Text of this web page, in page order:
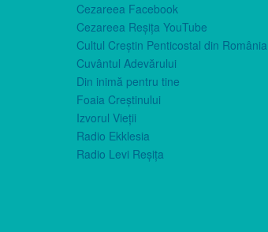
Cezareea Facebook
Cezareea Reşiţa YouTube
Cultul Creştin Penticostal din România
Cuvântul Adevărului
Din inimă pentru tine
Foaia Creştinului
Izvorul Vieţii
Radio Ekklesia
Radio Levi Reşiţa